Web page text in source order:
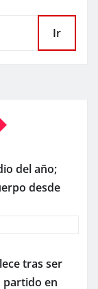
Ir
del año;
desde
tras ser
partido en